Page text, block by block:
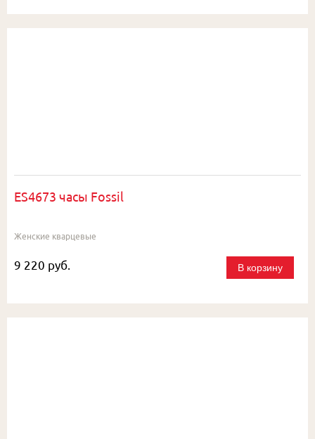
ES4673 часы Fossil
Женские кварцевые
9 220 руб. В корзину